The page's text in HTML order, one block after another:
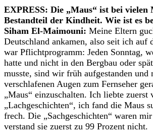
EXPRESS: Die „Maus“ ist bei vielen
Bestandteil der Kindheit. Wie ist es
Siham El-Maimouni: Meine Eltern
Deutschland ankamen, also seit ich auf
war Pflichtprogramm: Jeden Sonntag,
hatte und nicht in den Bergbau oder
musste, sind wir früh aufgestanden und
verschlafenen Augen zum Fernseher
„Maus“ einzuschalten. Ich liebte zuerst
„Lachgeschichten“, ich fand die Maus
frech. Die „Sachgeschichten“ waren
verstand sie zuerst zu 99 Prozent nicht.